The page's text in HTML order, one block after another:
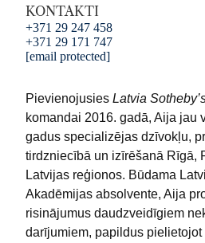
KONTAKTI
+371 29 247 458
+371 29 171 747
[email protected]
Pievienojusies Latvia
komandai 2016. gadā, Aija jau
gadus specializējas dzīvokļu,
tirdzniecībā un izīrēšanā Rīgā,
Latvijas reģionos. Būdama
Akadēmijas absolvente, Aija
risinājumus daudzveidīgiem
darījumiem, papildus